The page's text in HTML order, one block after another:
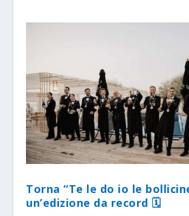
Torna “Te le do io le
un’edizione da record 🗓